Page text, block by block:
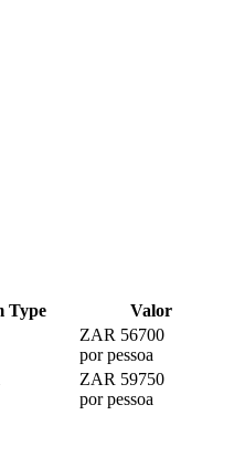
Type
Valor
ZAR 56700
por pessoa
ZAR 59750
por pessoa